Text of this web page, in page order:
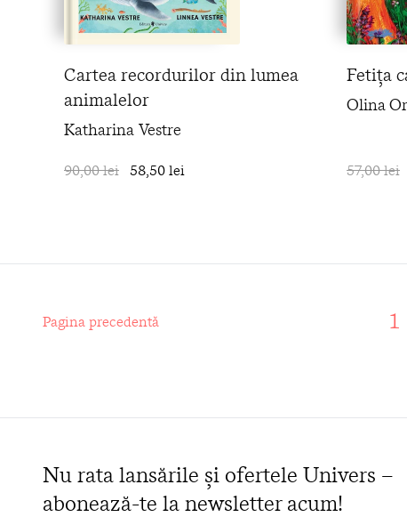
Cartea recordurilor din lumea
animalelor
Katharina Vestre
90,00 lei 58,50 lei
Fetița
Olina
57,00 lei
Pagina precedentă 1
Nu rata lansările și ofertele Univers –
abonează-te la newsletter acum!